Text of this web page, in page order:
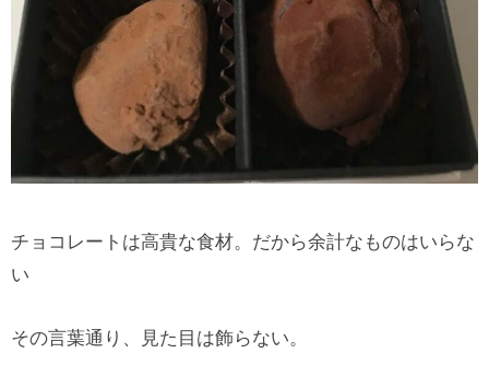
チョコレートは高貴な食材。だから余計なものはいらな
い
その言葉通り、見た目は飾らない。